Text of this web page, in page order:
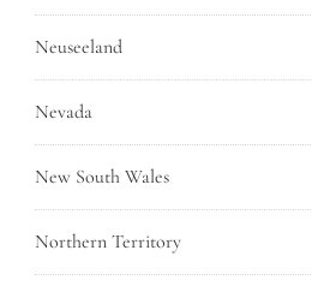
Neuseeland
Nevada
New South Wales
Northern Territory